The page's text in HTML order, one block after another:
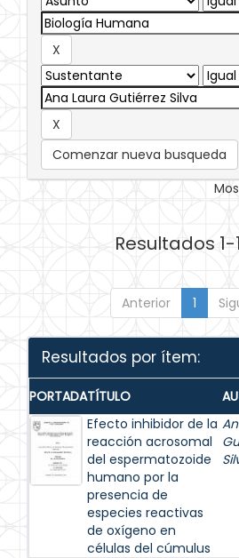
Comenzar nueva busqueda
Resultados 1-
Anterior 1
Resultados por ítem:
PORTADATÍTULO
Efecto inhibidor de la
reacción acrosomal
del espermatozoide
humano por la
presencia de
especies reactivas
de oxígeno en
células del cúmulus